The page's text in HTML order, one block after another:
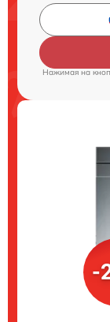
Нажимая на
-